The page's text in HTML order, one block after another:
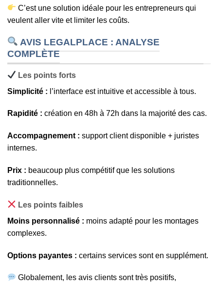
C’est une solution idéale pour les entrepreneurs qui
veulent aller vite et limiter les coûts.
AVIS LEGALPLACE : ANALYSE
COMPLÈTE
Les points forts
Simplicité : l’interface est intuitive et accessible à tous.
Rapidité : création en 48h à 72h dans la majorité des cas.
Accompagnement : support client disponible + juristes
internes.
Prix : beaucoup plus compétitif que les solutions
traditionnelles.
Les points faibles
Moins personnalisé : moins adapté pour les montages
complexes.
Options payantes : certains services sont en supplément.
Globalement, les avis clients sont très positifs,